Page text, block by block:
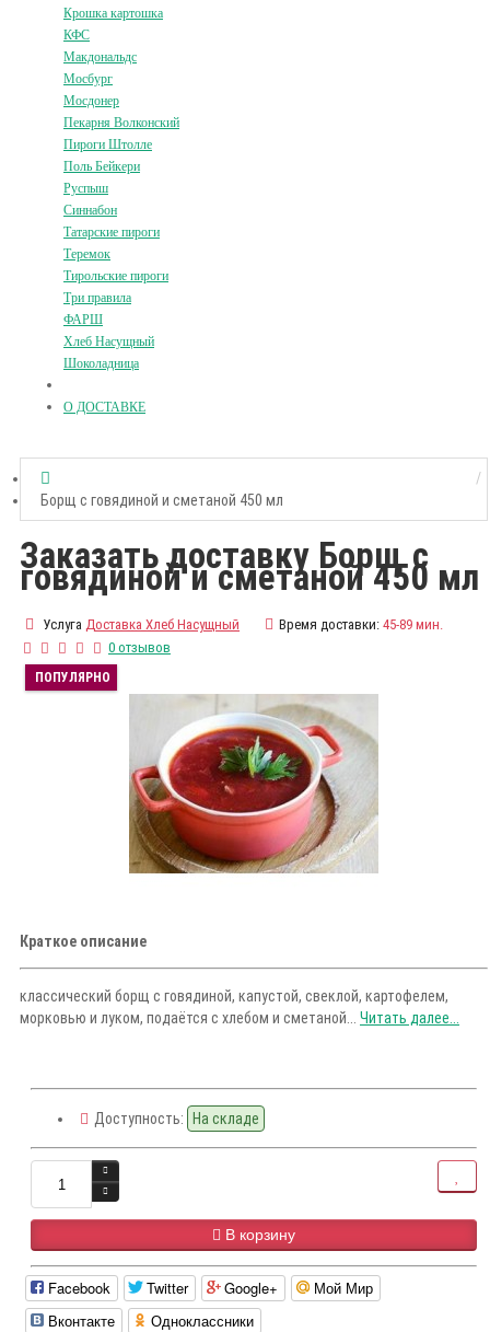
Крошка картошка
КФС
Макдональдс
Мосбург
Мосдонер
Пекарня Волконский
Пироги Штолле
Поль Бейкери
Руспыш
Синнабон
Татарские пироги
Теремок
Тирольские пироги
Три правила
ФАРШ
Хлеб Насущный
Шоколадница
О ДОСТАВКЕ
Борщ с говядиной и сметаной 450 мл
Заказать доставку Борщ с
говядиной и сметаной 450 мл
Услуга Доставка Хлеб Насущный Время доставки: 45-89 мин.
0 отзывов
ПОПУЛЯРНО
Краткое описание
классический борщ с говядиной, капустой, свеклой, картофелем,
морковью и луком, подаётся с хлебом и сметаной... Читать далее...
Доступность: На складе
В корзину
Facebook Twitter Google+
Мой Мир
Вконтакте
Одноклассники